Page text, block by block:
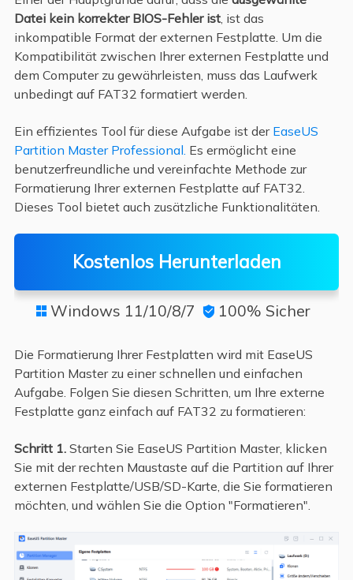
Datei kein korrekter BIOS-Fehler ist, ist das
inkompatible Format der externen Festplatte. Um die
Kompatibilität zwischen Ihrer externen Festplatte und
dem Computer zu gewährleisten, muss das Laufwerk
unbedingt auf FAT32 formatiert werden.
Ein effizientes Tool für diese Aufgabe ist der EaseUS
Partition Master Professional. Es ermöglicht eine
benutzerfreundliche und vereinfachte Methode zur
Formatierung Ihrer externen Festplatte auf FAT32.
Dieses Tool bietet auch zusätzliche Funktionalitäten.
Kostenlos Herunterladen
 Windows 11/10/8/7  100% Sicher
Die Formatierung Ihrer Festplatten wird mit EaseUS
Partition Master zu einer schnellen und einfachen
Aufgabe. Folgen Sie diesen Schritten, um Ihre externe
Festplatte ganz einfach auf FAT32 zu formatieren:
Schritt 1.Starten Sie EaseUS Partition Master, klicken
Sie mit der rechten Maustaste auf die Partition auf Ihrer
externen Festplatte/USB/SD-Karte, die Sie formatieren
möchten, und wählen Sie die Option "Formatieren".